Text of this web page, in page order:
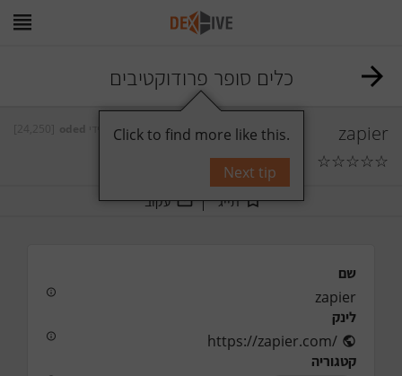
כלים סופר פרודוקטיבים
zapier
☆
☆
☆
☆
☆
0 תגובות
תייג עקוב
שם
zapier
לינק
https://zapier.com/
קטגוריה
Click to find more like this.
Next tip